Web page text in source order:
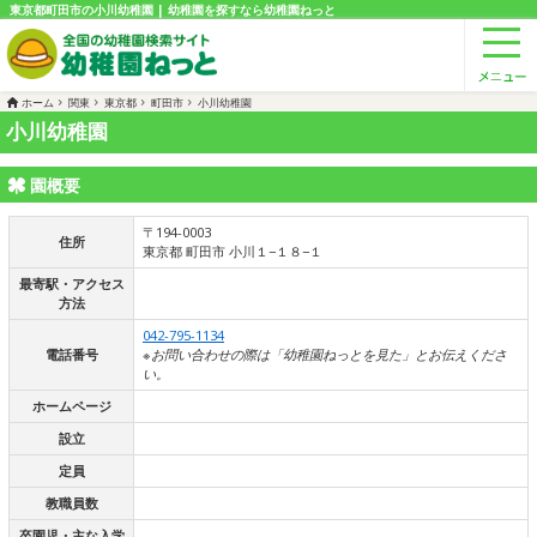
東京都町田市の小川幼稚園 | 幼稚園を探すなら幼稚園ねっと
ホーム 関東 東京都 町田市 小川幼稚園
小川幼稚園
園概要
住所
〒194-0003
東京都 町田市 小川１−１８−１
最寄駅・アクセス
方法
電話番号
042-795-1134
※お問い合わせの際は「幼稚園ねっとを見た」とお伝えくださ
い。
ホームページ
設立
定員
教職員数